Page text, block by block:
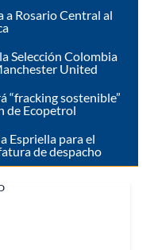
a Rosario Central al
Selección Colombia
United
“fracking sostenible”
de Ecopetrol
Espriella para el
de despacho